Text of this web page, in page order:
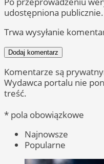
udostępniona publicznie.
Trwa wysyłanie
Dodaj komentarz
Komentarze są
Wydawca portalu nie
treść.
* pola obowiązkowe
Najnowsze
Popularne